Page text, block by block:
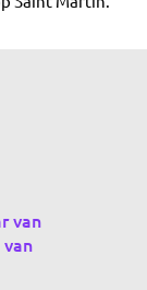
van